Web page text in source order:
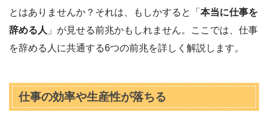
とはありませんか？それは、もしかすると「 本当に仕事を
辞める人 」が見せる前兆かもしれません。ここでは、仕事
を辞める人に共通する6つの前兆を詳しく解説します。
仕事の効率や生産性が落ちる